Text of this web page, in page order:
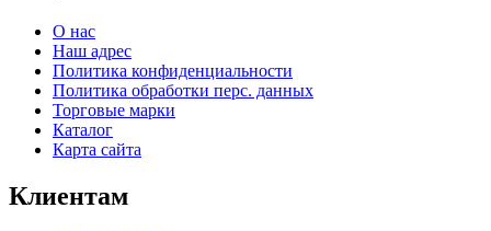
О нас
Наш адрес
Политика конфиденциальности
Политика обработки перс. данных
Торговые марки
Каталог
Карта сайта
Клиентам